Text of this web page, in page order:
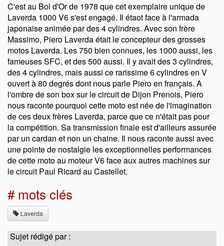
C'est au Bol d'Or de 1978 que cet exemplaire unique de
Laverda 1000 V6 s'est engagé. Il étaot face à l'armada
japonaise animée par des 4 cylindres. Avec son frère
Massimo, Piero Laverda était le concepteur des grosses
motos Laverda. Les 750 bien connues, les 1000 aussi, les
fameuses SFC, et des 500 aussi. Il y avait des 3 cylindres,
des 4 cylindres, mais aussi ce rarissime 6 cylindres en V
ouvert à 80 degrés dont nous parle Piero en français. A
l'ombre de son box sur le circuit de Dijon Prenois, Piero
nous raconte pourquoi cette moto est née de l'imagination
de ces deux frères Laverda, parce que ce n'était pas pour
la compétition. Sa transmission finale est d'ailleurs assurée
par un cardan et non un chaine. Il nous raconte aussi avec
une pointe de nostalgie les exceptionnelles performances
de cette moto au moteur V6 face aux autres machines sur
le circuit Paul Ricard au Castellet.
# mots clés
Laverda
Sujet rédigé par :